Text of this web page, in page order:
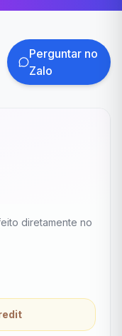
Perguntar no
Zalo
diretamente no